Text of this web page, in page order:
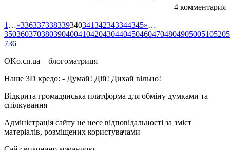
4 комментария
1 …«336337338339340341342343344345»…
350360370380390400410420430440450460470480490500510520
736
OKo.cn.ua – блогоматриця
Наше 3D кредо: - Думай! Дій! Дихай вільно!
Відкрита громадянська платформа для обміну думками та
спілкування
Адміністрація сайту не несе відповідальності за зміст
матеріалів, розміщених користувачами